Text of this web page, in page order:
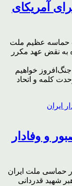
آمریکای
حماسه عظیم ملت
به نقض عهد مکرر
خواهیم
کلمه و اتحاد
و وفادار
حماسی ملت ایران
شهید قدردانی